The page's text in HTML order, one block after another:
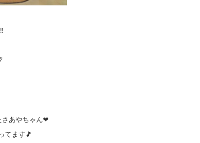
さあやちゃん❤
てます🎵